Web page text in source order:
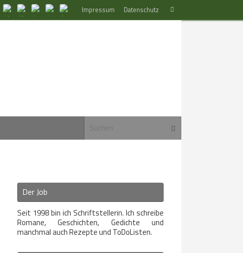
Impressum Datenschutz
nach:
Suchen
Suchen
Der Job
Seit 1998 bin ich Schriftstellerin. Ich schreibe
Romane, Geschichten, Gedichte und
manchmal auch Rezepte und ToDoListen.